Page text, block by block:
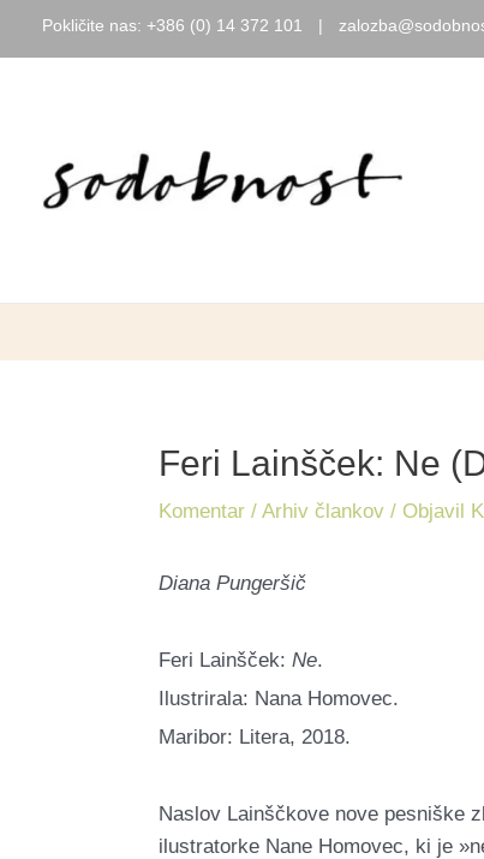
Pokličite nas: +386 (0) 14 372 101 |
Feri Lainšček: Ne
Komentar / Arhiv člankov/ Objavil
Diana Pungeršič
Feri Lainšček: Ne.
Ilustrirala: Nana Homovec.
Maribor: Litera, 2018.
Naslov Lainščkove nove pesniške
ilustratorke Nane Homovec, ki je